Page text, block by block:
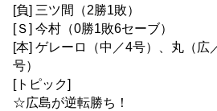
[負] 三ツ間（2勝1敗）
[Ｓ] 今村（0勝1敗6セーブ）
[本] ゲレーロ（中／4号）、丸（広
号）
[トピック]
☆広島が逆転勝ち！